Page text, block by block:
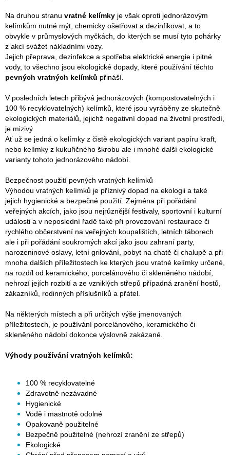
Na druhou stranu vratné kelímky je však oproti jednorázovým
kelímkům nutné mýt, chemicky ošetřovat a dezinfikovat, a to
obvykle v průmyslových myčkách, do kterých se musí tyto pohárky
z akcí svážet nákladními vozy.
Jejich přeprava, dezinfekce a spotřeba elektrické energie i pitné
vody, to všechno jsou ekologické dopady, které používání těchto
pevných vratných kelímků přináší.
V posledních letech přibývá jednorázových (kompostovatelných i
100 % recyklovatelných) kelímků, které jsou vyráběny ze skutečně
ekologických materiálů, jejichž negativní dopad na životní prostředí,
je mizivý.
Ať už se jedná o kelímky z čistě ekologických variant papíru kraft,
nebo kelímky z kukuřičného škrobu ale i mnohé další ekologické
varianty tohoto jednorázového nádobí.
Bezpečnost použití pevných vratných kelímků
Výhodou vratných kelímků je příznivý dopad na ekologii a také
jejich hygienické a bezpečné použití. Zejména při pořádání
veřejných akcích, jako jsou nejrůznější festivaly, sportovní i kulturní
události a v neposlední řadě také při provozování restaurace či
rychlého občerstvení na veřejných koupalištích, letních táborech
ale i při pořádání soukromých akcí jako jsou zahraní party,
narozeninové oslavy, letní grilování, pobyt na chatě či chalupě a při
mnoha dalších příležitostech ke kterých jsou vratné kelímky určené,
na rozdíl od keramického, porcelánového či skleněného nádobí,
nehrozí jejích rozbití a ze vzniklých střepů případná zranění hostů,
zákazníků, rodinných příslušníků a přátel.
Na některých místech a při určitých výše jmenovaných
příležitostech, je používání porcelánového, keramického či
skleněného nádobí dokonce výslovně zakázané.
Výhody používání vratných kelímků:
100 % recyklovatelné
Zdravotně nezávadné
Hygienické
Vodě i mastnotě odolné
Opakovaně použitelné
Bezpečně použitelné (nehrozí zranění ze střepů)
Ekologické